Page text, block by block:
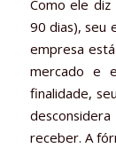
Como ele
90 dias), seu
empresa
mercado e
finalidade,
receber. A